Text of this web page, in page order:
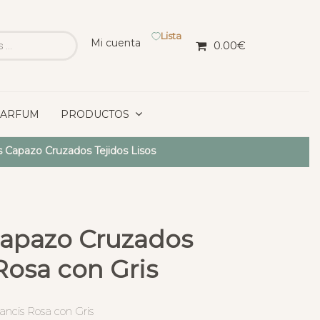
Mi cuenta
Lista
0.00€
PRODUCTOS
Capazo Cruzados Tejidos Lisos
Cruzados
con Gris
Rosa con Gris